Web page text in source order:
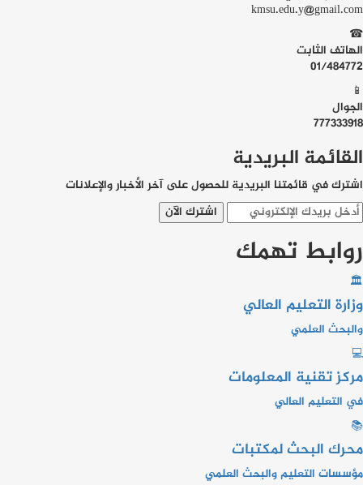
kmsu.edu.y@gmail.com
☎
الهاتف الثابت
01/484772
📱
الجوال
777333918
القائمة البريدية
اشترك في قائمتنا البريدية للحصول على آخر الأخبار والإعلانات
اشترك الآن
روابط تهمك
🏛
وزارة التعليم العالي
والبحث العلمي
💻
مركز تقنية المعلومات
في التعليم العالي
📚
محرك البحث لمكتبات
مؤسسات التعليم والبحث العلمي